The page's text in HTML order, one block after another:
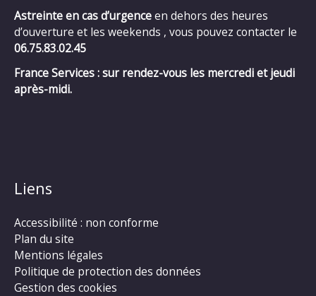
Astreinte en cas d’urgenceen dehors des heures
d’ouverture et les weekends , vous pouvez contacter le
06.75.83.02.45
France Services : sur rendez-vous les mercredi et jeudi
après-midi.
Liens
Accessibilité : non conforme
Plan du site
Mentions légales
Politique de protection des données
Gestion des cookies